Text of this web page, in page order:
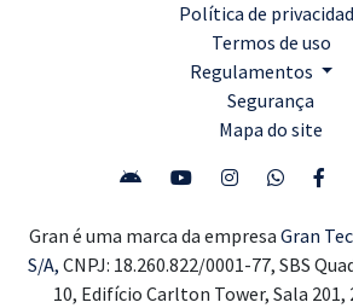
Política de
Termos de uso
Regulamentos
Segurança
Mapa do site
Gran é uma marca da empresa Gran
S/A, CNPJ: 18.260.822/0001-77, SBS
10, Edifício Carlton Tower, Sala 201,